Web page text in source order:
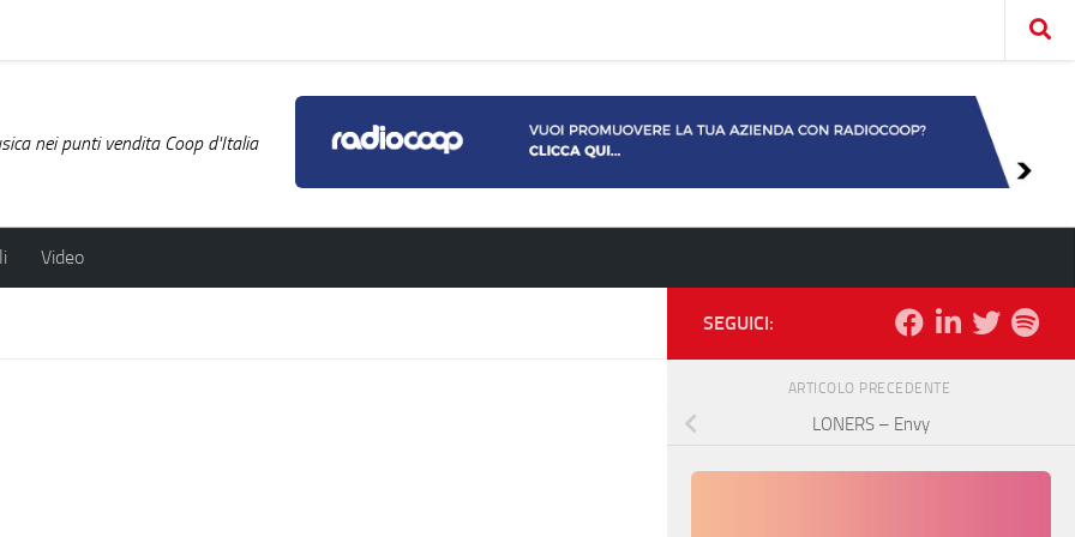
nei punti vendita Coop d'Italia
Video
SEGUICI:
ARTICOLO PRECEDENTE
LONERS – Envy